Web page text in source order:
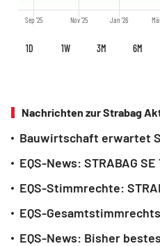
Sep '25 Nov '25 Jan '26
1D 1W 3M 6M
Nachrichten zur Strabag
Bauwirtschaft erwartet
EQS-Stimmrechte: